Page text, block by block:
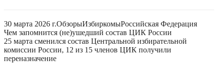
30 марта 2026 г.ОбзорыИзбиркомыРоссийская Федерация
Чем запомнится (не)ушедший состав ЦИК России
25 марта сменился состав Центральной избирательной
комиссии России, 12 из 15 членов ЦИК получили
переназначение